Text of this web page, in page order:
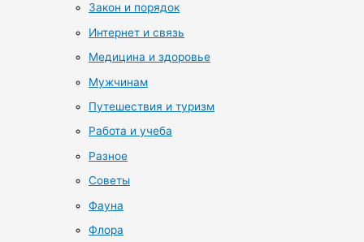
Закон и порядок
Интернет и связь
Медицина и здоровье
Мужчинам
Путешествия и туризм
Работа и учеба
Разное
Советы
Фауна
Флора